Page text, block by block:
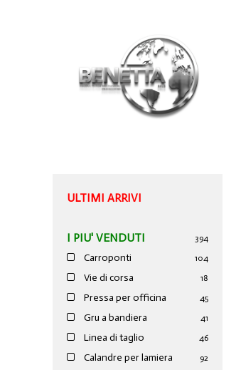
ULTIMI ARRIVI
I PIU' VENDUTI 394
Carroponti 104
Vie di corsa 18
Pressa per officina 45
Gru a bandiera 41
Linea di taglio 46
Calandre per lamiera 92